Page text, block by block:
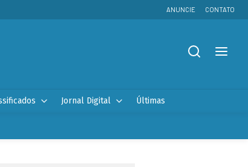
ANUNCIE CONTATO
Jornal Digital Últimas